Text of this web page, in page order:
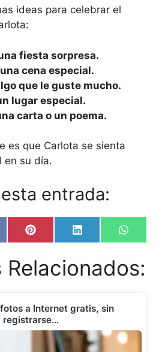
ideas para celebrar el
fiesta sorpresa.
cena especial.
que le guste mucho.
lugar especial.
carta o un poema.
es que Carlota se sienta
en su día.
entrada:
Share
on
P
i
e
s
t
Share
on
L
i
k
e
n
Share
on
W
h
t
s
a Internet gratis, sin
registrarse…